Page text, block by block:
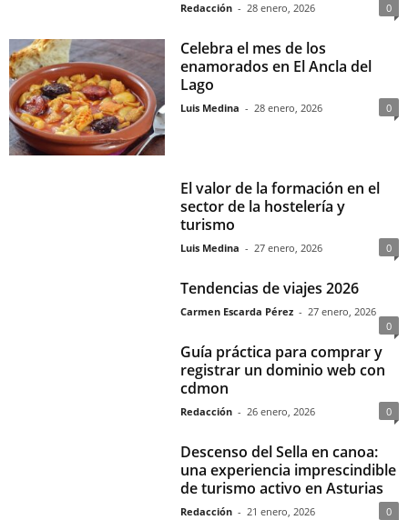
Redacción - 28 enero, 2026 0
Celebra el mes de los
enamorados en El Ancla del
Lago
Luis Medina - 28 enero, 2026 0
El valor de la formación en el
sector de la hostelería y
turismo
Luis Medina - 27 enero, 2026 0
Tendencias de viajes 2026
Carmen Escarda Pérez - 27 enero, 2026
0
Guía práctica para comprar y
registrar un dominio web con
cdmon
Redacción - 26 enero, 2026 0
Descenso del Sella en canoa:
una experiencia imprescindible
de turismo activo en Asturias
Redacción - 21 enero, 2026 0